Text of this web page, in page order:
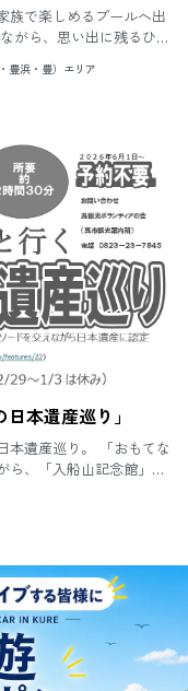
族で楽しめるプールへ出
がら、思い出に残るひと
豊浜・豊）エリア
本遺産巡り」
本遺産巡り。 「おもてな
、「入船山記念館」